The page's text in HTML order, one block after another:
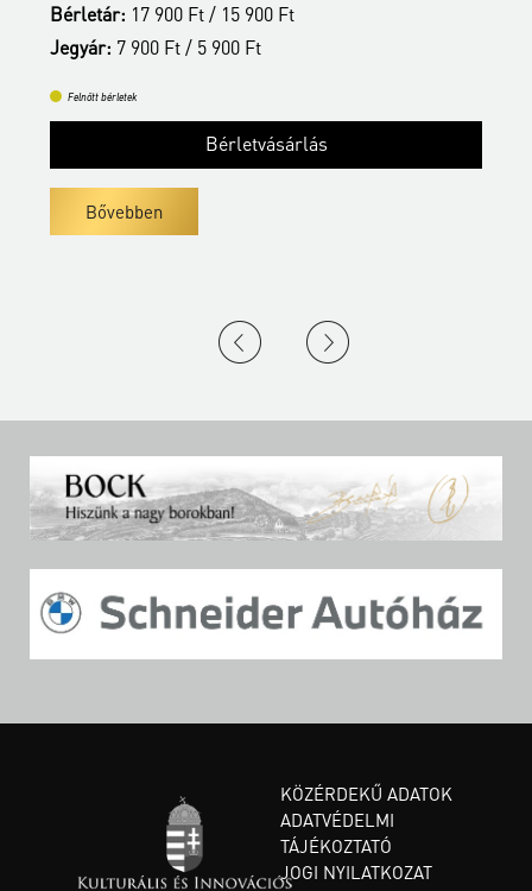
Bérletár: 17 900 Ft / 15 900 Ft
Jegyár: 7 900 Ft / 5 900 Ft
Felnőtt bérletek
Bérletvásárlás
Bővebben
KÖZÉRDEKŰ ADATOK
ADATVÉDELMI
TÁJÉKOZTATÓ
JOGI NYILATKOZAT